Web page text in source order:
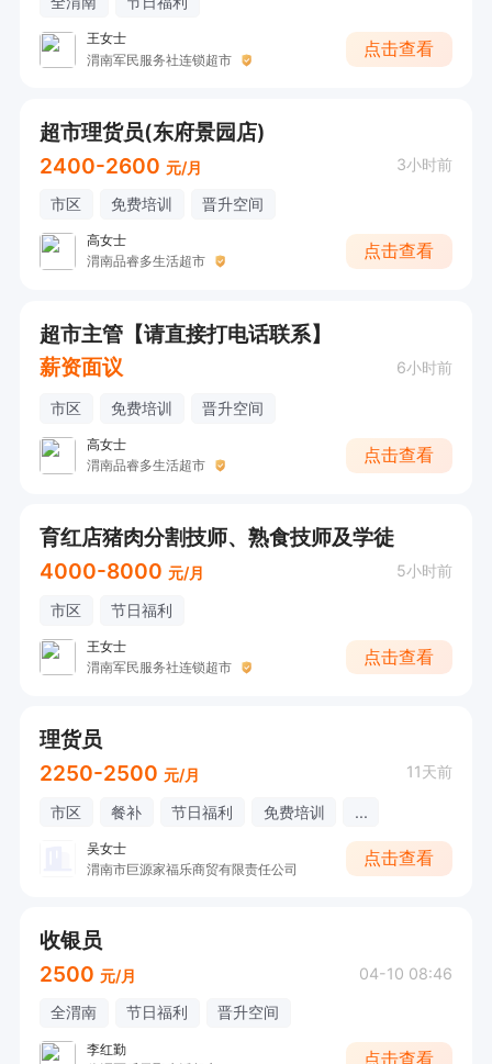
王女士
渭南军民服务社连锁超市
点击查看
超市理货员(东府景园店)
2400-2600 元/月 3小时前
市区 免费培训 晋升空间
高女士
渭南品睿多生活超市
点击查看
超市主管【请直接打电话联系】
薪资面议
6小时前
市区 免费培训 晋升空间
高女士
渭南品睿多生活超市
点击查看
育红店猪肉分割技师、熟食技师及学徒
4000-8000 元/月 5小时前
市区 节日福利
王女士
渭南军民服务社连锁超市
点击查看
理货员
2250-2500 元/月 11天前
市区 餐补 节日福利 免费培训 ...
吴女士
渭南市巨源家福乐商贸有限责任公司
点击查看
收银员
2500 元/月 04-10 08:46
全渭南 节日福利 晋升空间
李红勤
点击查看